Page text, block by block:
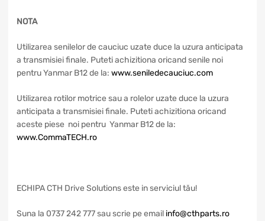
NOTA
Utilizarea senilelor de cauciuc uzate duce la uzura anticipata
a transmisiei finale. Puteti achizitiona oricand senile noi
pentru Yanmar B12 de la: www.seniledecauciuc.com
Utilizarea rotilor motrice sau a rolelor uzate duce la uzura
anticipata a transmisiei finale. Puteti achizitiona oricand
aceste piese noi pentru Yanmar B12 de la:
www.CommaTECH.ro
ECHIPA CTH Drive Solutions este in serviciul tău!
Suna la 0737 242 777 sau scrie pe email info@cthparts.ro